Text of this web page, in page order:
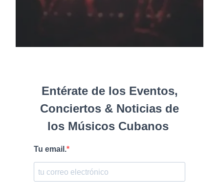
Entérate de los Eventos,
Conciertos & Noticias de
los Músicos Cubanos
Tu email.